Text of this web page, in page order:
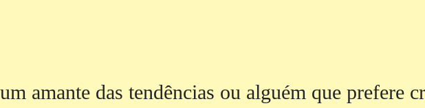
amante das tendências ou alguém que prefere